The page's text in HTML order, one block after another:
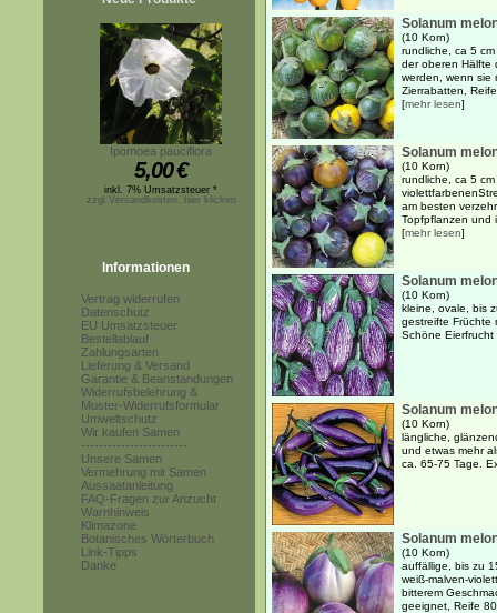
Ipomoea pauciflora
5,00€
inkl. 7% Umsatzsteuer *
zzgl.Versandkosten, hier klicken
Informationen
Vertrag widerrufen
Datenschutz
EU Umsatzsteuer
Bestellablauf
Zahlungsarten
Lieferung & Versand
Garantie & Beanstandungen
Widerrufsbelehrung &
Muster-Widerrufsformular
Umweltschutz
Wir kaufen Samen
------------------------
Unsere Samen
Vermehrung mit Samen
Aussaatanleitung
FAQ-Fragen zur Anzucht
Warnhinweis
Klimazone
Botanisches Wörterbuch
Link-Tipps
Danke
Solanum
(10 Korn)
rundliche, ca 5
der oberen Hälfte
werden, wenn sie
Zierrabatten,
[mehr lesen]
Solanum
(10 Korn)
rundliche, ca 5
am besten
Topfpflanzen und
[mehr lesen]
Solanum
(10 Korn)
kleine, ovale, bis
gestreifte Früchte
Schöne
Solanum
(10 Korn)
längliche,
und etwas mehr
ca. 65-75 Tage.
Solanum
(10 Korn)
auffällige, bis zu
weiß-malven-
bitterem
geeignet, Reife